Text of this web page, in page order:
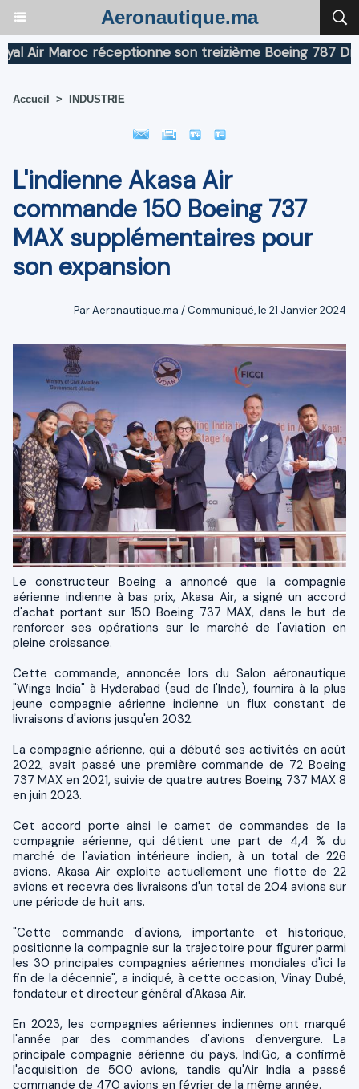
Aeronautique.ma
Maroc réceptionne son treizième Boeing 787
Accueil > INDUSTRIE
L'indienne Akasa Air
commande 150 Boeing 737
MAX supplémentaires pour
son expansion
Par Aeronautique.ma / Communiqué, le 21 Janvier 2024
Le constructeur Boeing a annoncé que la compagnie
aérienne indienne à bas prix, Akasa Air, a signé un accord
d'achat portant sur 150 Boeing 737 MAX, dans le but de
renforcer ses opérations sur le marché de l'aviation en
pleine croissance.
Cette commande, annoncée lors du Salon aéronautique
"Wings India" à Hyderabad (sud de l'Inde), fournira à la plus
jeune compagnie aérienne indienne un flux constant de
livraisons d'avions jusqu'en 2032.
La compagnie aérienne, qui a débuté ses activités en août
2022, avait passé une première commande de 72 Boeing
737 MAX en 2021, suivie de quatre autres Boeing 737 MAX 8
en juin 2023.
Cet accord porte ainsi le carnet de commandes de la
compagnie aérienne, qui détient une part de 4,4 % du
marché de l'aviation intérieure indien, à un total de 226
avions. Akasa Air exploite actuellement une flotte de 22
avions et recevra des livraisons d'un total de 204 avions sur
une période de huit ans.
"Cette commande d'avions, importante et historique,
positionne la compagnie sur la trajectoire pour figurer parmi
les 30 principales compagnies aériennes mondiales d'ici la
fin de la décennie", a indiqué, à cette occasion, Vinay Dubé,
fondateur et directeur général d'Akasa Air.
En 2023, les compagnies aériennes indiennes ont marqué
l'année par des commandes d'avions d'envergure. La
principale compagnie aérienne du pays, IndiGo, a confirmé
l'acquisition de 500 avions, tandis qu'Air India a passé
commande de 470 avions en février de la même année.